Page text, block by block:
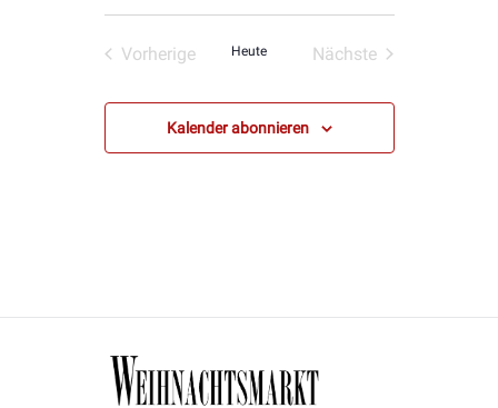
Vorherige
Heute
Nächste
Kalender abonnieren